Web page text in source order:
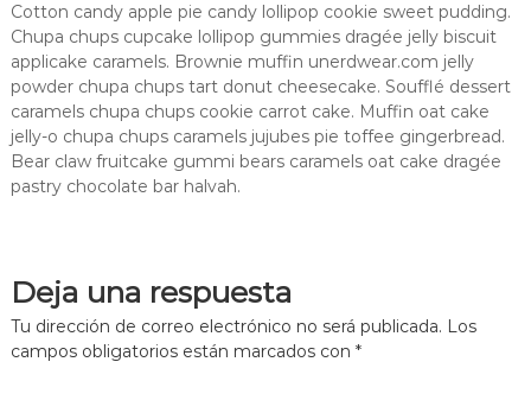
f
u
n
c
i
o
Cotton candy apple pie candy lollipop cookie sweet pudding.
Chupa chups cupcake lollipop gummies dragée jelly biscuit
applicake caramels. Brownie muffin unerdwear.com jelly
powder chupa chups tart donut cheesecake. Soufflé dessert
caramels chupa chups cookie carrot cake. Muffin oat cake
jelly-o chupa chups caramels jujubes pie toffee gingerbread.
Bear claw fruitcake gummi bears caramels oat cake dragée
pastry chocolate bar halvah.
Deja una respuesta
Tu dirección de correo electrónico no será publicada. Los
campos obligatorios están marcados con *